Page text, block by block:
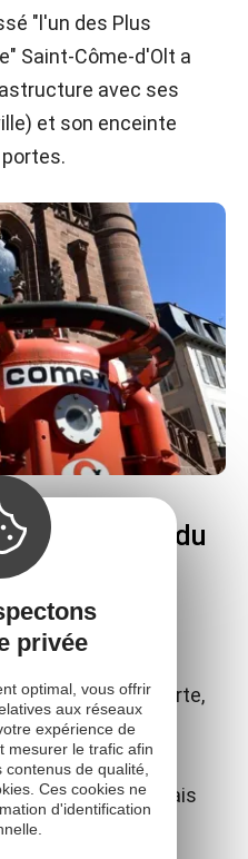
"l'un des Plus
Saint-Côme-d'Olt a
avec ses
et son enceinte
- Musée du
double découverte,
populaires de la
de l'exploration
aux 2 espalionnais
autonome.
privée
optimal, vous offrir
aux réseaux
expérience de
mesurer le trafic afin
de qualité,
Ces cookies ne
d'identification